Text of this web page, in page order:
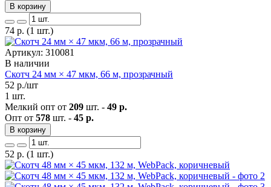
В корзину
74 р. (1 шт.)
Артикул: 310081
В наличии
Скотч 24 мм × 47 мкм, 66 м, прозрачный
52 р./шт
1 шт.
Мелкий опт от 209 шт. - 49 р.
Опт от 578 шт. - 45 р.
В корзину
52 р. (1 шт.)